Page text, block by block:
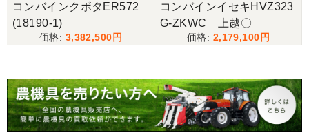
エンジンが一発でかかり嬉しかったです。
対応が良く、機械も良いようです。
東京都／購入者
コンバインクボタER572
(18190-1)
3,382,500
コンバインイセキHVZ323
G-ZKWC 上越〇
2,179,100